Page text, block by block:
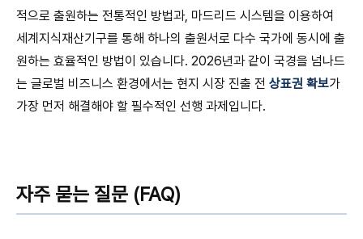
적으로 출원하는 전통적인 방법과, 마드리드 시스템을 이용하여
세계지식재산기구를 통해 하나의 출원서로 다수 국가에 동시에 출
원하는 효율적인 방법이 있습니다. 2026년과 같이 국경을 넘나드
는 글로벌 비즈니스 환경에서는 현지 시장 진출 전 상표권 확보가
가장 먼저 해결해야 할 필수적인 선행 과제입니다.
자주 묻는 질문 (FAQ)